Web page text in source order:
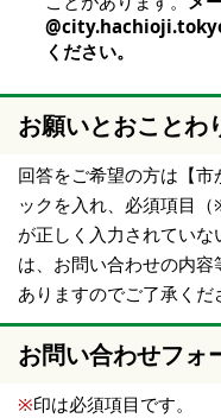
ください。
お願いとおことわ
回答をご希望の方は【
ックを入れ、必須項目
が正しく入力されてい
は、お問い合わせの内
ありますのでご了承くだ
お問い合わせフォ
※印は必須項目です。